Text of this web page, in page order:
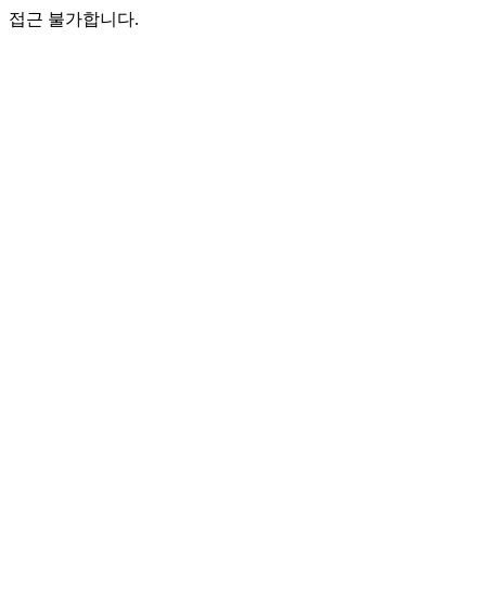
접근 불가합니다.